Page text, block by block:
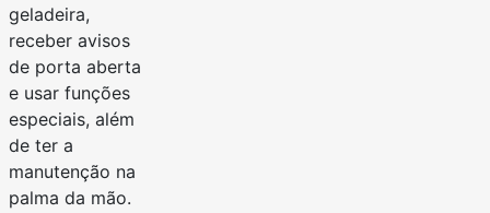
geladeira,
receber avisos
de porta aberta
e usar funções
especiais, além
de ter a
manutenção na
palma da mão.